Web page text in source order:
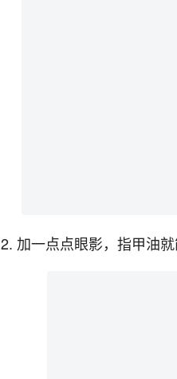
2. 加一点点眼影，指甲油